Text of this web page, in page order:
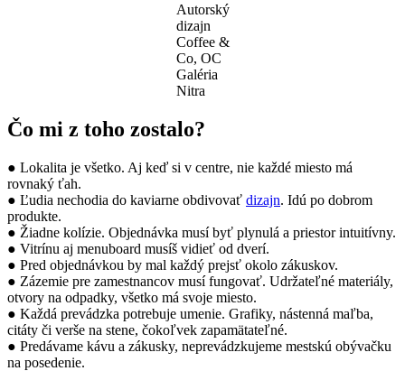
Autorský
dizajn
Coffee &
Co, OC
Galéria
Nitra
Čo mi z toho zostalo?
● Lokalita je všetko. Aj keď si v centre, nie každé miesto má
rovnaký ťah.
● Ľudia nechodia do kaviarne obdivovať dizajn. Idú po dobrom
produkte.
● Žiadne kolízie. Objednávka musí byť plynulá a priestor intuitívny.
● Vitrínu aj menuboard musíš vidieť od dverí.
● Pred objednávkou by mal každý prejsť okolo zákuskov.
● Zázemie pre zamestnancov musí fungovať. Udržateľné materiály,
otvory na odpadky, všetko má svoje miesto.
● Každá prevádzka potrebuje umenie. Grafiky, nástenná maľba,
citáty či verše na stene, čokoľvek zapamätateľné.
● Predávame kávu a zákusky, neprevádzkujeme mestskú obývačku
na posedenie.